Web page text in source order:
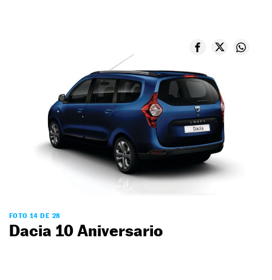
FOTO 14 DE 28
Dacia 10 Aniversario